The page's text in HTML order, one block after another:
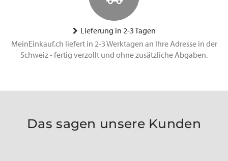
Lieferung in 2-3 Tagen
MeinEinkauf.ch liefert in 2-3 Werktagen an Ihre Adresse in der
Schweiz - fertig verzollt und ohne zusätzliche Abgaben.
Das sagen unsere Kunden